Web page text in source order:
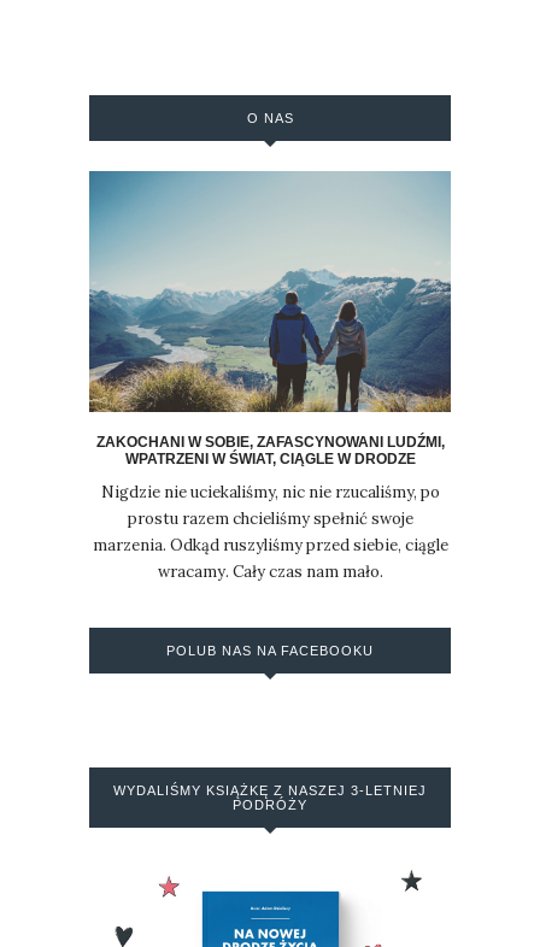
O NAS
ZAKOCHANI W SOBIE, ZAFASCYNOWANI LUDŹMI,
WPATRZENI W ŚWIAT, CIĄGLE W DRODZE
Nigdzie nie uciekaliśmy, nic nie rzucaliśmy, po
prostu razem chcieliśmy spełnić swoje
marzenia. Odkąd ruszyliśmy przed siebie, ciągle
wracamy. Cały czas nam mało.
POLUB NAS NA FACEBOOKU
WYDALIŚMY KSIĄŻKĘ Z NASZEJ 3-LETNIEJ
PODRÓŻY